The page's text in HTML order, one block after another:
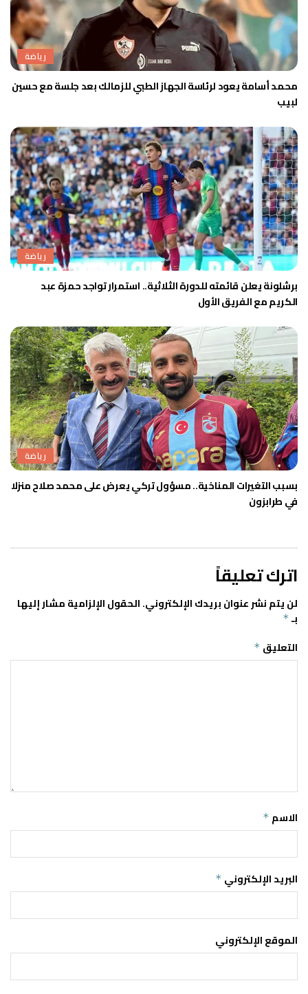
رياضة
محمد أسامة يعود لرئاسة الجهاز الطبي للزمالك بعد جلسة مع حسين
لبيب
رياضة
برشلونة يعلن قائمته للدورة الثلاثية.. استمرار تواجد حمزة عبد
الكريم مع الفريق الأول
رياضة
بسبب التغيرات المناخية.. مسؤول تركي يعرض على محمد صلاح منزلا
في طرابزون
اترك تعليقاً
لن يتم نشر عنوان بريدك الإلكتروني.الحقول الإلزامية مشار إليها
بـ *
التعليق *
الاسم *
البريد الإلكتروني *
الموقع الإلكتروني